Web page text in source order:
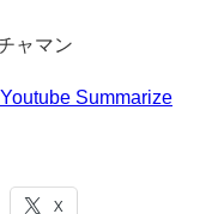
ャマン
Summarize
X